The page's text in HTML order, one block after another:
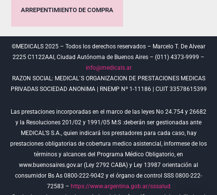
ARREPENTIMIENTO DE COMPRA
©MEDICALS 2025 – Todos los derechos reservados – Marcelo T. De Alvear
2225 C1122AAI, Ciudad Autónoma de Buenos Aires – (011) 4373-9999 –
info@medicals.ar
RAZON SOCIAL: MEDICAL´S ORGANIZACION DE PRESTACIONES MEDICAS
PRIVADAS SOCIEDAD ANONIMA | RNEMP Nº 1-11186 | CUIT 33578615399
Las prestaciones incorporadas en el marco de las leyes No 24.754 y 26682
y la Resoluciones 201/02 y 1991/05 M:S :deberán ser gestionadas ante
MEDICAL’S S.A., quien indicará los prestadores para cada caso, hay
prestaciones obligatorias de cobertura medico asistencial, informese de los
términos y alcances del Programa Médico Obligatorio, en
www.buenosaires.gov.ar (Ley 2792 CABA) y Ley 13987 orientación al
consumidor Bs As 0800-222-9042 y el órgano de control SSS 0800-222-
72583 – https://www.argentina.gob.ar/sssalud